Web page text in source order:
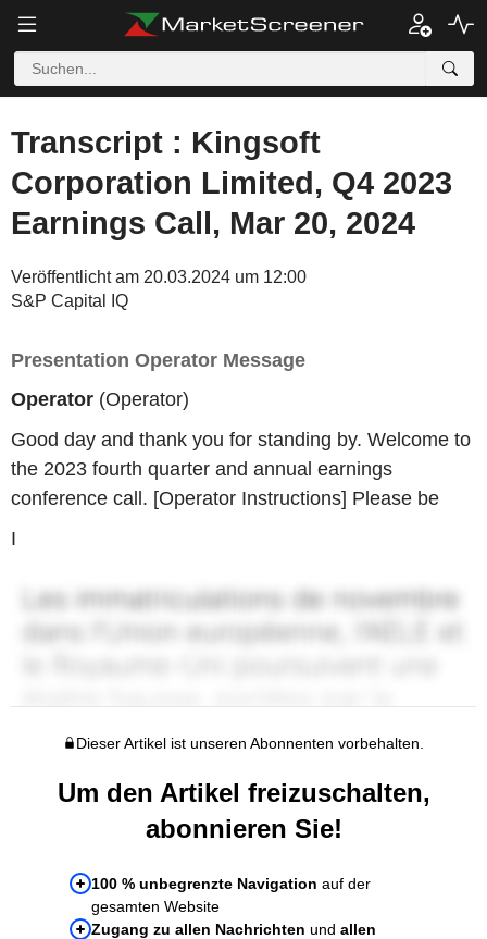
Transcript : Kingsoft
Corporation Limited, Q4 2023
Earnings Call, Mar 20, 2024
Veröffentlicht am 20.03.2024 um 12:00
S&P Capital IQ
Presentation Operator Message
Operator (Operator)
Good day and thank you for standing by. Welcome to
the 2023 fourth quarter and annual earnings
conference call. [Operator Instructions] Please be
I
Dieser Artikel ist unseren Abonnenten vorbehalten.
Um den Artikel freizuschalten,
abonnieren Sie!
100 % unbegrenzte Navigation auf der
gesamten Website
Zugang zu allen Nachrichten und allen